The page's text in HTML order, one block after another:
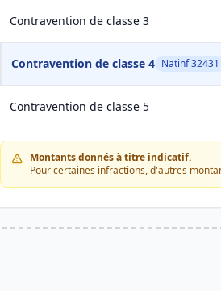
Contravention de classe 3
Contravention de classe 4 Natinf 32431
Contravention de classe 5
Montants donnés à titre indicatif.
Pour certaines infractions, d'autres